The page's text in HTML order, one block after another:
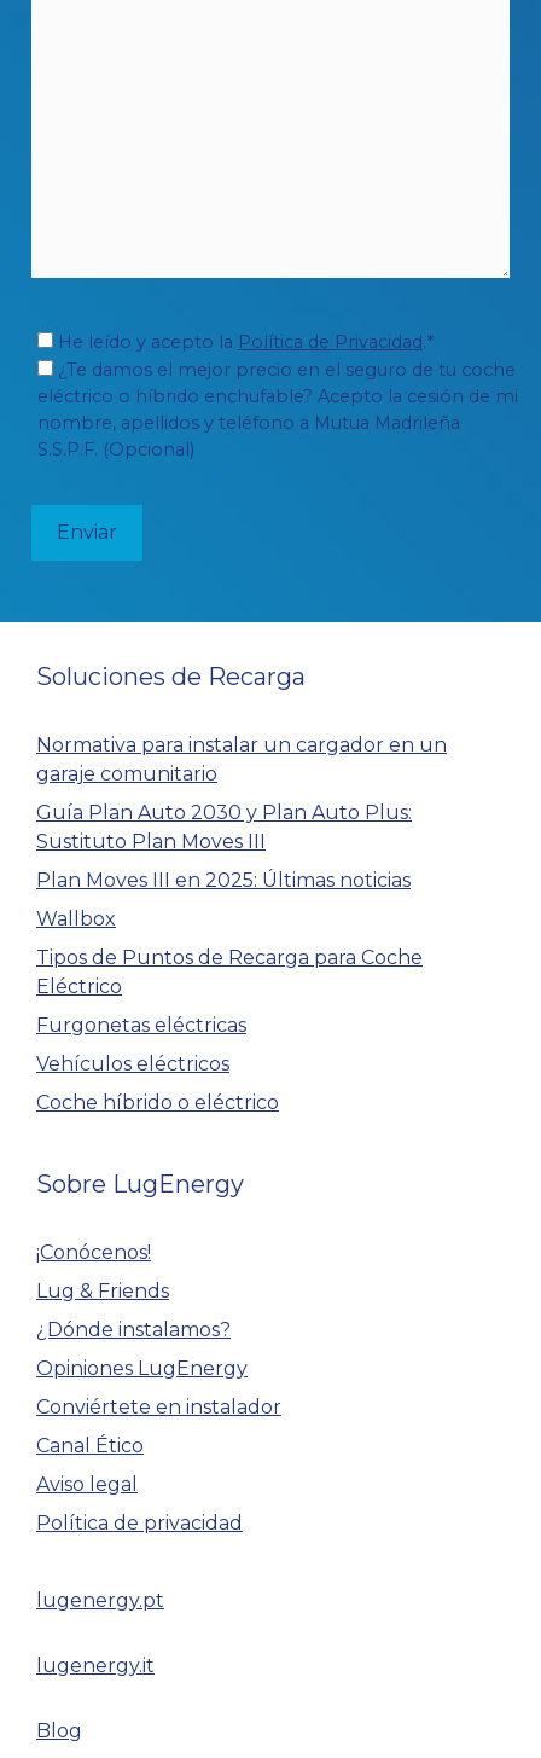
He leído y acepto la Política de Privacidad.*
¿Te damos el mejor precio en el seguro de tu coche
eléctrico o híbrido enchufable? Acepto la cesión de mi
nombre, apellidos y teléfono a Mutua Madrileña
S.S.P.F. (Opcional)
Soluciones de Recarga
Normativa para instalar un cargador en un
garaje comunitario
Guía Plan Auto 2030 y Plan Auto Plus:
Sustituto Plan Moves III
Plan Moves III en 2025: Últimas noticias
Wallbox
Tipos de Puntos de Recarga para Coche
Eléctrico
Furgonetas eléctricas
Vehículos eléctricos
Coche híbrido o eléctrico
Sobre LugEnergy
¡Conócenos!
Lug & Friends
¿Dónde instalamos?
Opiniones LugEnergy
Conviértete en instalador
Canal Ético
Aviso legal
Política de privacidad
lugenergy.pt
lugenergy.it
Blog